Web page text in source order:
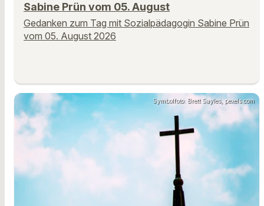
Sabine Prün vom 05. August
Gedanken zum Tag mit Sozialpädagogin Sabine Prün
vom 05. August 2026
Symbolfoto: Brett Sayles, pexels.com